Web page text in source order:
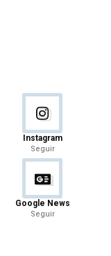
Instagram
Seguir
Google News
Seguir